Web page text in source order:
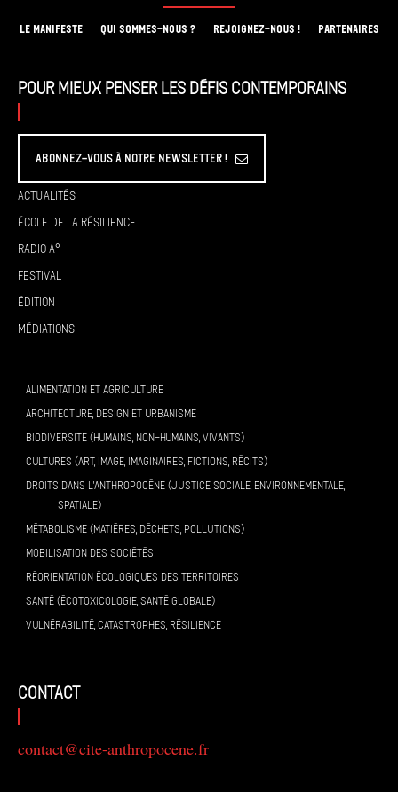
LE MANIFESTE QUI SOMMES-NOUS ? REJOIGNEZ-NOUS ! PARTENAIRES
Pour mieux penser les défis contemporains
Abonnez-vous à Notre Newsletter !
Actualités
École de la résilience
Radio A°
Festival
Édition
Médiations
ALIMENTATION ET AGRICULTURE
ARCHITECTURE, DESIGN ET URBANISME
BIODIVERSITÉ (HUMAINS, NON-HUMAINS, VIVANTS)
CULTURES (ART, IMAGE, IMAGINAIRES, FICTIONS, RÉCITS)
DROITS DANS L’ANTHROPOCÈNE (JUSTICE SOCIALE, ENVIRONNEMENTALE,
SPATIALE)
MÉTABOLISME (MATIÈRES, DÉCHETS, POLLUTIONS)
MOBILISATION DES SOCIÉTÉS
RÉORIENTATION ÉCOLOGIQUES DES TERRITOIRES
SANTÉ (ÉCOTOXICOLOGIE, SANTÉ GLOBALE)
VULNÉRABILITÉ, CATASTROPHES, RÉSILIENCE
contact
contact@cite-anthropocene.fr